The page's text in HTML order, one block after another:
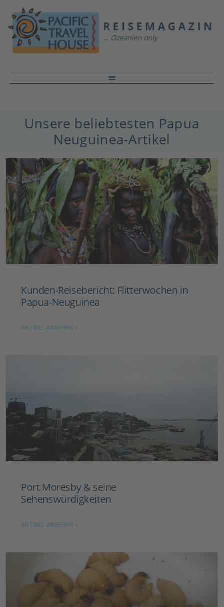
Unsere beliebtesten Papua
Neuguinea-Artikel
Kunden-Reisebericht: Flitterwochen in
Papua-Neuguinea
ARTIKEL ANSEHEN »
Port Moresby & seine
Sehenswürdigkeiten
ARTIKEL ANSEHEN »